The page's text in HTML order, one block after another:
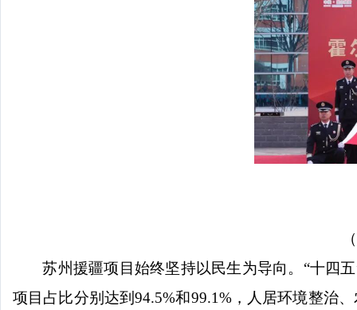
（
苏州援疆项目始终坚持以民生为导向。 “十四
项目占比分别达到94.5%和99.1%，人居环境整治